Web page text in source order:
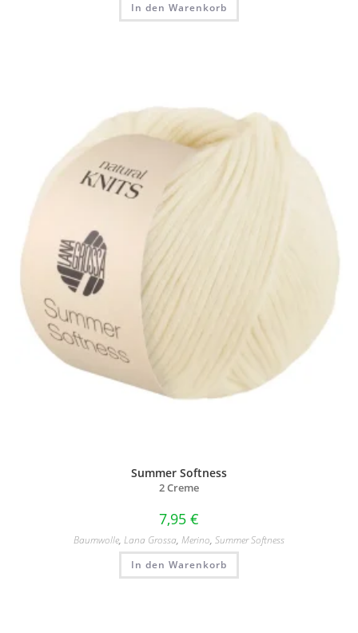
In den Warenkorb
Summer Softness
2 Creme
7,95 €
Baumwolle, Lana Grossa, Merino, Summer Softness
In den Warenkorb